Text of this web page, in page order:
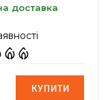
доставка
КУПИТИ
КУПИТИ